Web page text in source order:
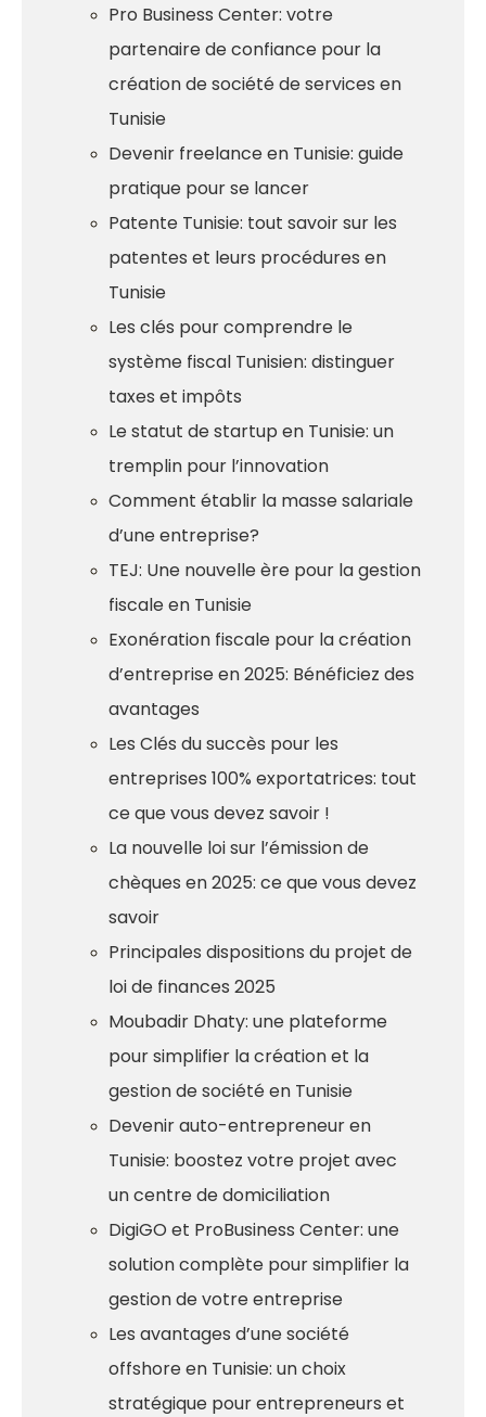
Pro Business Center: votre
partenaire de confiance pour la
création de société de services en
Tunisie
Devenir freelance en Tunisie: guide
pratique pour se lancer
Patente Tunisie: tout savoir sur les
patentes et leurs procédures en
Tunisie
Les clés pour comprendre le
système fiscal Tunisien: distinguer
taxes et impôts
Le statut de startup en Tunisie: un
tremplin pour l’innovation
Comment établir la masse salariale
d’une entreprise?
TEJ: Une nouvelle ère pour la gestion
fiscale en Tunisie
Exonération fiscale pour la création
d’entreprise en 2025: Bénéficiez des
avantages
Les Clés du succès pour les
entreprises 100% exportatrices: tout
ce que vous devez savoir !
La nouvelle loi sur l’émission de
chèques en 2025: ce que vous devez
savoir
Principales dispositions du projet de
loi de finances 2025
Moubadir Dhaty: une plateforme
pour simplifier la création et la
gestion de société en Tunisie
Devenir auto-entrepreneur en
Tunisie: boostez votre projet avec
un centre de domiciliation
DigiGO et ProBusiness Center: une
solution complète pour simplifier la
gestion de votre entreprise
Les avantages d’une société
offshore en Tunisie: un choix
stratégique pour entrepreneurs et